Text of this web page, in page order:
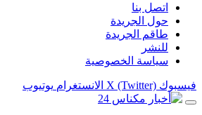
اتصل بنا
حول الجريدة
طاقم الجريدة
للنشر
سياسة الخصوصية
فيسبوك X (Twitter) الانستغرام يوتيوب